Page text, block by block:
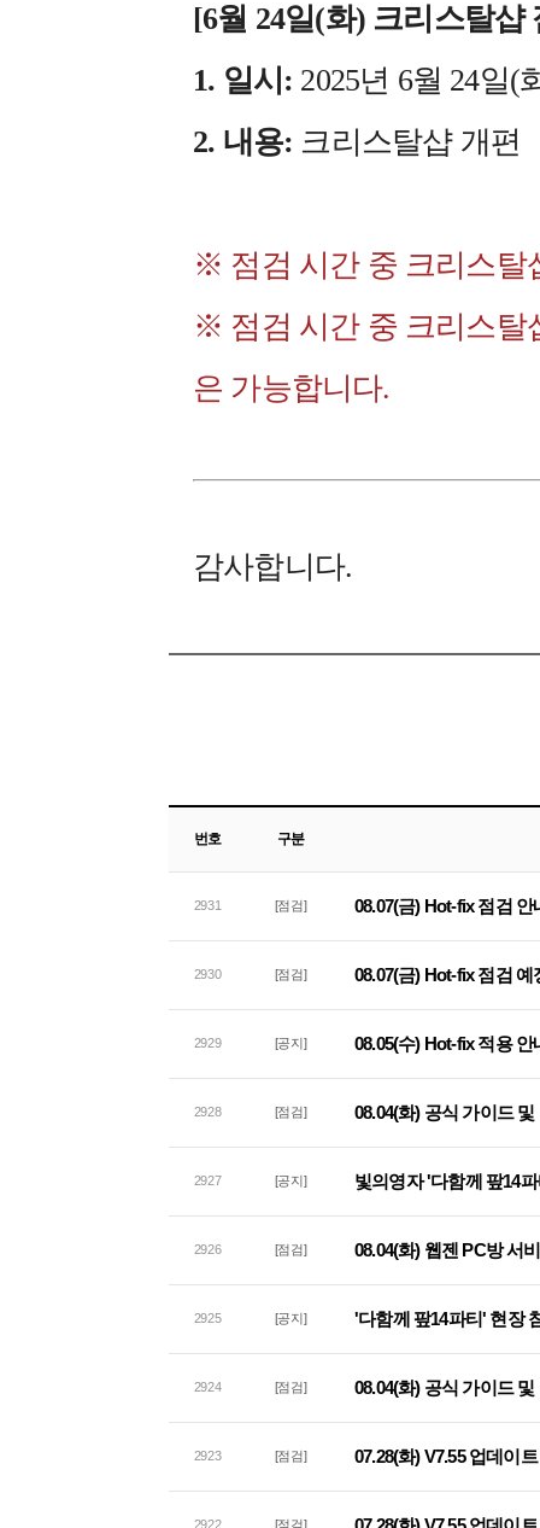
[6월 24일(화) 크리스탈샵
1. 일시: 2025년 6월 24일(
2. 내용: 크리스탈샵 개편
※ 점검 시간 중 크리스탈
※ 점검 시간 중 크리스탈
은 가능합니다.
감사합니다.
번호 구분
2931 [점검] 08.07(금) Hot-fix 점검 안
2930 [점검] 08.07(금) Hot-fix 점검 예
2929 [공지] 08.05(수) Hot-fix 적용 안
2928 [점검] 08.04(화) 공식 가이드
2927 [공지] 빛의영자 '다함께 팦14
2926 [점검] 08.04(화) 웹젠 PC방 서
2925 [공지] '다함께 팦14파티' 현장
2924 [점검] 08.04(화) 공식 가이드
2923 [점검] 07.28(화) V7.55 업데이
2922 [점검]